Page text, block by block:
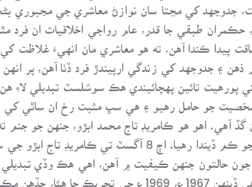
جدوجهد کي مڃتا سان نوازڻ معاشري جي مجبوري
حڪمران طبقي جا قدر، عام رواجي اخلاقيات ان فرد
طاقت پيدا ڪندا آهن، ته هو معاشري مان انهيءَ
۽ جدوجهد کي زندگي ارپيندڙ فرد ڏٺا آهن، پر
جو حامل رهيو ۽ هي سڀ مثبت رخ ان ساٿي کي
گڏ آهي. اهو هو ڪامريڊ تاج محمد ابڙو، جنهن جو
لاءِ هڪ رهنمائي جو ڪم ڏيندا رهيا. اڄ
حالتون جنهن ڪيفيت ۾ آهن، اهي هڪ وڏي تبديلي
نه ملي سگهي. اهي ڏينهن 1967ع،